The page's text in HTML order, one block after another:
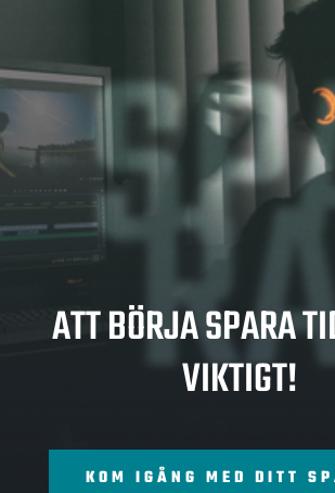
ATT BÖRJA SPARA
VIKTIGT!
KOM IGÅNG MED DITT